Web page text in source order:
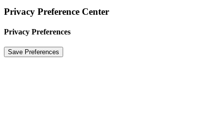
Privacy Preference Center
Privacy Preferences